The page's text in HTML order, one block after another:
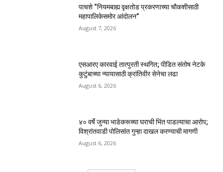
पाचशे “नियमबाह्य वृक्षतोड प्रकरणाच्या चौकशीसाठी
महापालिकेसमोर आंदोलन”
August 7, 2026
एसआरए कारवाई तात्पुरती स्थगित; पीडित संतोष नेटके
कुटुंबाच्या न्यायासाठी क्रांतिवीर सेनेचा लढा
August 6, 2026
४० वर्षे जुन्या भाडेकरूच्या घराची भिंत पाडल्याचा आरोप;
विश्रांतवाडी पोलिसांत गुन्हा दाखल करण्याची मागणी
August 6, 2026